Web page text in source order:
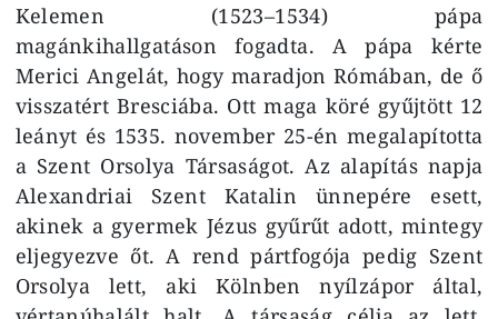
Kelemen (1523–1534) pápa
magánkihallgatáson fogadta. A pápa kérte
Merici Angelát, hogy maradjon Rómában, de ő
visszatért Bresciába. Ott maga köré gyűjtött 12
leányt és 1535. november 25-én megalapította
a Szent Orsolya Társaságot. Az alapítás napja
Alexandriai Szent Katalin ünnepére esett,
akinek a gyermek Jézus gyűrűt adott, mintegy
eljegyezve őt. A rend pártfogója pedig Szent
Orsolya lett, aki Kölnben nyílzápor által,